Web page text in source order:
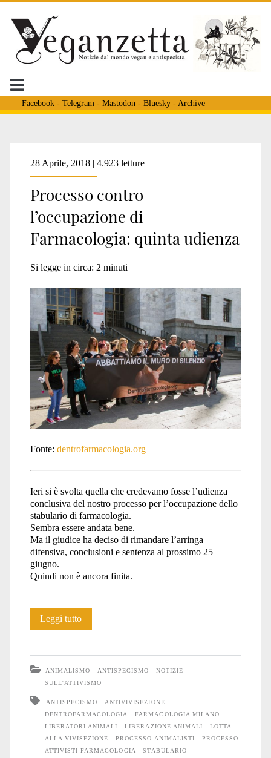
Facebook- Telegram - Mastodon - Bluesky- Archive
Tag:
<span>stabulario
farmacologia</span>
28 Aprile, 2018 | 4.923 letture
Processo contro
l’occupazione di
Farmacologia: quinta udienza
Si legge in circa: 2 minuti
Fonte: dentrofarmacologia.org
Ieri si è svolta quella che credevamo fosse l’udienza
conclusiva del nostro processo per l’occupazione dello
stabulario di farmacologia.
Sembra essere andata bene.
Ma il giudice ha deciso di rimandare l’arringa
difensiva, conclusioni e sentenza al prossimo 25
giugno.
Quindi non è ancora finita.
Leggi tuttoProcesso
di
Farmacologia:
quinta
udienza
ANIMALISMO ANTISPECISMO
NOTIZIE
SULL'ATTIVISMO
ANTISPECISMO
ANTIVIVISEZIONE
DENTROFARMACOLOGIA
FARMACOLOGIA MILANO
LIBERATORI ANIMALI
LIBERAZIONE ANIMALI
LOTTA
ALLA VIVISEZIONE
PROCESSO ANIMALISTI
PROCESSO
ATTIVISTI FARMACOLOGIA
STABULARIO